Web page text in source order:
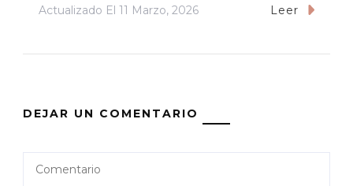
Actualizado El 11 Marzo, 2026 Leer
DEJAR UN COMENTARIO